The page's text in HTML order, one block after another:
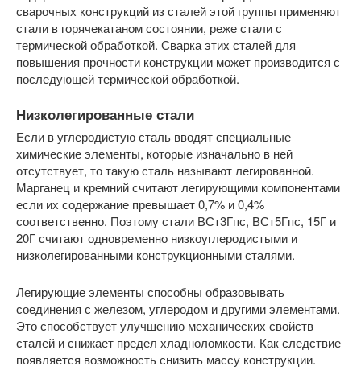
сварочных конструкций из сталей этой группы применяют
стали в горячекатаном состоянии, реже стали с
термической обработкой. Сварка этих сталей для
повышения прочности конструкции может производится с
последующей термической обработкой.
Низколегированные стали
Если в углеродистую сталь вводят специальные
химические элементы, которые изначально в ней
отсутствует, то такую сталь называют легированной.
Марганец и кремний считают легирующими компонентами
если их содержание превышает 0,7% и 0,4%
соответственно. Поэтому стали ВСт3Гпс, ВСт5Гпс, 15Г и
20Г считают одновременно низкоуглеродистыми и
низколегированными конструкционными сталями.
Легирующие элементы способны образовывать
соединения с железом, углеродом и другими элементами.
Это способствует улучшению механических свойств
сталей и снижает предел хладноломкости. Как следствие
появляется возможность снизить массу конструкции.